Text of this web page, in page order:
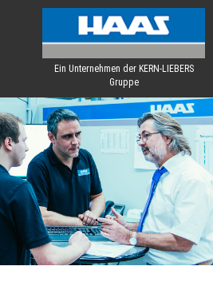
Ein Unternehmen der KERN-LIEBERS
Gruppe